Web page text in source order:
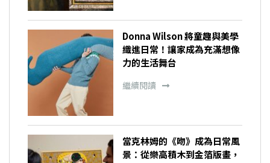
Donna Wilson 將童趣與美學
織進日常！讓家成為充滿想像
力的生活舞台
繼續閱讀
當克林姆的《吻》成為日常風
景：從樂高積木到金箔版畫，